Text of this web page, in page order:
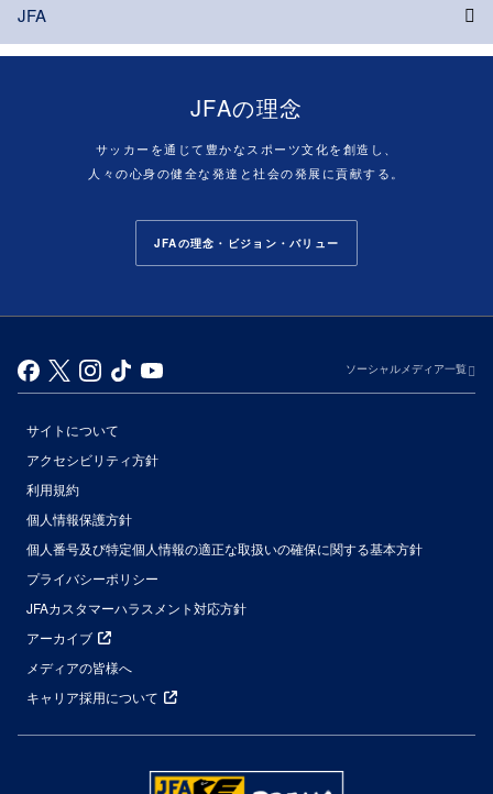
JFA
JFAの理念
サッカーを通じて豊かなスポーツ文化を創造し、
人々の心身の健全な発達と社会の発展に貢献する。
JFAの理念・ビジョン・バリュー
ソーシャルメディア一覧
サイトについて
アクセシビリティ方針
利用規約
個人情報保護方針
個人番号及び特定個人情報の適正な取扱いの確保に関する基本方針
プライバシーポリシー
JFAカスタマーハラスメント対応方針
アーカイブ
メディアの皆様へ
キャリア採用について